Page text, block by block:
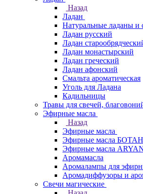
Назад
Ладан
Натуральные ладаны и
Ладан русский
Ладан
Ладан монастырский
Ладан греческий
Ладан афонский
Смальта ароматическая
Уголь для Ладана
Кадильницы
Травы для свечей,
Эфирные масла
Назад
Эфирные масла
Эфирные масла
Эфирные масла
Аромамасла
Аромалампы для
Аромадиффузоры и
Свечи магические